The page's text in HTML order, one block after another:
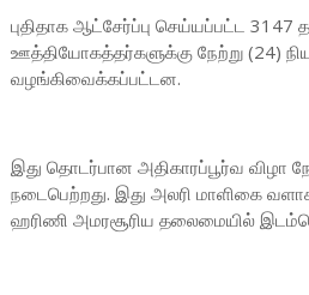
புதிதாக ஆட்சேர்ப்பு செய்யப்பட்ட 3147
ஊத்தியோகத்தர்களுக்கு நேற்று (24)
வழங்கிவைக்கப்பட்டன.
இது தொடர்பான அதிகாரப்பூர்வ விழா
நடைபெற்றது. இது அலரி மாளிகை
ஹரிணி அமரசூரிய தலைமையில்